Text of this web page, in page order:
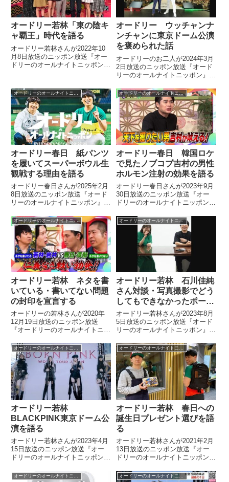
オードリー若林「東の陰キ
ャ覇王」時代を語る
オードリー若林さんが2022年10
月8日放送のニッポン放送『オー
ドリーのオールナイトニッポン』
と言われたことを紹介。当時の様
子を振り返っていました。
オードリー ウッチャンナ
ンチャンに東京ドーム公演
を褒められた話
オードリーのお二人が2024年3月
2日放送のニッポン放送『オード
リーのオールナイトニッポン』の
ッポンin東京ドームを振り返り。
ウッチャンナンチャンのお二人に
公演を褒められた話をしていまし
た。
オードリーのオールナイトニッポン
オードリー春日 紙パンツ
を履いてスーパーボウル生
観戦する理由を語る
オードリー春日さんが2025年2月
8日放送のニッポン放送『オード
リーのオールナイトニッポン』を
リカ・ニューオリンズから放送。
紙パンツを履いてスーパーボウル
を生観戦するという春日さんがそ
の理由を話していました。
オードリーのオールナイトニッポン
オードリー春日 韓国ロケ
で見たノブコブ吉村の男性
ホルモン注射の効果を語る
オードリー春日さんが2023年9月
30日放送のニッポン放送『オー
ドリーのオールナイトニッポン』
ん、石橋貴明さんらと行った韓国
ロケについてトーク。そこで目撃
した、吉村さんの男性ホルモン注
射の効果について、話していまし
オードリーのオールナイトニッポン
オードリー若林 ネタを書
いている・書いてない問題
の封印を宣言する
オードリーの若林さんが2020年
12月19日放送のニッポン放送
『オードリーのオールナイトニッ
言及してきた「ネタを書いてい
る・書いていない」問題に関して
ひとつの結論を話し、2021年以
降はこの問題に言及しないよ...
オードリーのオールナイトニッポン
オードリー若林 石川佳純
さん対談・写真撮影でどう
してもできなかったポーズ
を語る
オードリー若林さんが2023年8月
5日放送のニッポン放送『オード
リーのオールナイトニッポン』の
をした際の写真撮影の模様を紹
介。カメラマンから求めれたもの
の、どうしてもできなかったポー
ズについて、話していました。
オードリーのオールナイトニッポン
オードリー若林
BLACKPINK東京ドーム公
演を語る
オードリー若林さんが2023年4月
15日放送のニッポン放送『オー
ドリーのオールナイトニッポン』
公演を見に行った際の模様を話し
オードリーのオールナイトニッポン
オードリー若林 春日への
誕生日プレゼント選びを語
る
オードリー若林さんが2021年2月
13日放送のニッポン放送『オー
ドリーのオールナイトニッポン』
かしい）」と言わせるような誕生